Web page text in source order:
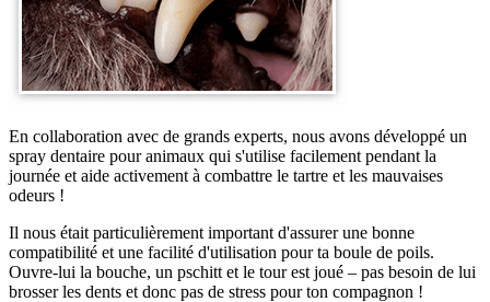
En collaboration avec de grands experts, nous avons développé un
spray dentaire pour animaux qui s'utilise facilement pendant la
journée et aide activement à combattre le tartre et les mauvaises
odeurs !
Il nous était particulièrement important d'assurer une bonne
compatibilité et une facilité d'utilisation pour ta boule de poils.
Ouvre-lui la bouche, un pschitt et le tour est joué – pas besoin de lui
brosser les dents et donc pas de stress pour ton compagnon !